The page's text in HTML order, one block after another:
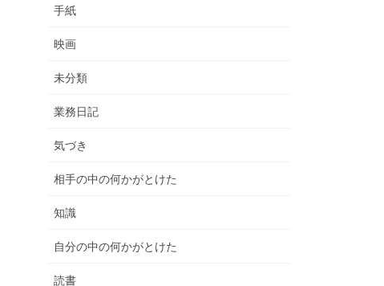
手紙
映画
未分類
業務日記
気づき
相手の中の何かがとけた
知識
自分の中の何かがとけた
読書